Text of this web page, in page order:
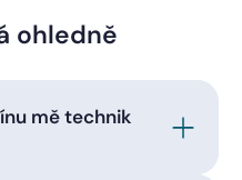
ohledně
mě technik